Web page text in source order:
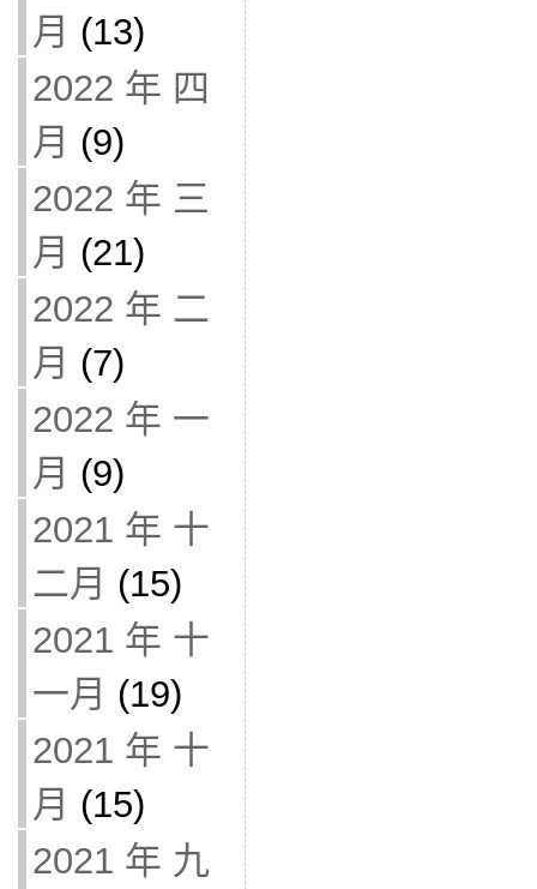
月 (13)
2022 年 四
月 (9)
2022 年 三
月 (21)
2022 年 二
月 (7)
2022 年 一
月 (9)
2021 年 十
二月 (15)
2021 年 十
一月 (19)
2021 年 十
月 (15)
2021 年 九